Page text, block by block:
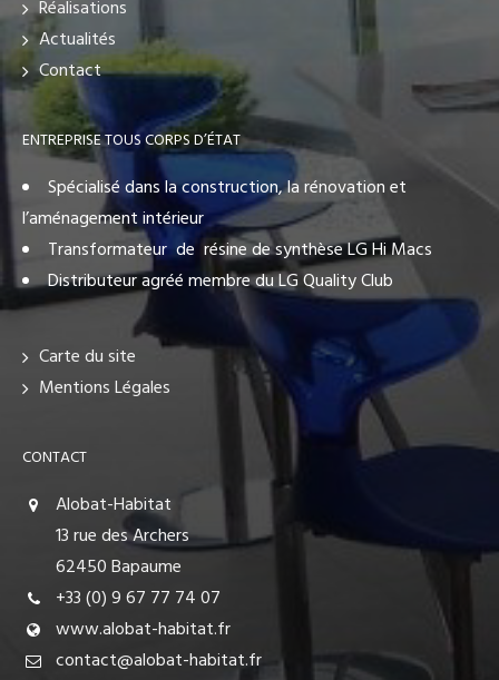
Réalisations
Actualités
Contact
ENTREPRISE TOUS CORPS D’ÉTAT
Spécialisé dans la construction, la rénovation et
l’aménagement intérieur
Transformateur de résine de synthèse LG Hi Macs
Distributeur agréé membre du LG Quality Club
Carte du site
Mentions Légales
CONTACT
Alobat-Habitat
13 rue des Archers
62450 Bapaume
+33 (0) 9 67 77 74 07
www.alobat-habitat.fr
contact@alobat-habitat.fr